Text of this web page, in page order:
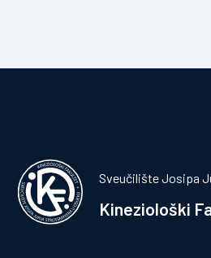
Sveučilište Josipa
Kineziološki